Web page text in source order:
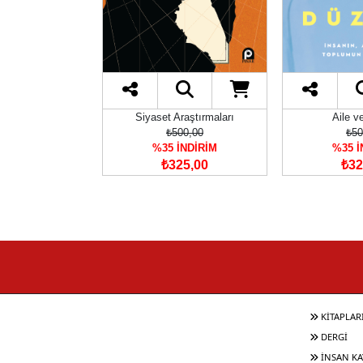
Siyaset Araştırmaları
₺500,00
%35 İNDİRİM
₺325,00
Aile
%35
DERGİ
İNSAN